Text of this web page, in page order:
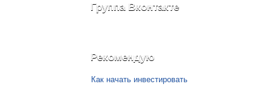
Группа Вконтакте
Рекомендую
Как начать инвестировать